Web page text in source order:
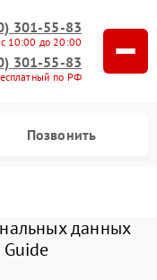
301-55-83
10:00 до 20:00
301-55-83
по РФ
Позвонить
данных